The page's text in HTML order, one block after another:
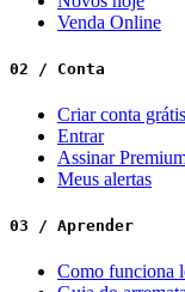
Venda Online
02 / Conta
Criar conta grátis
Entrar
Assinar
Meus alertas
03 / Aprender
Como funciona